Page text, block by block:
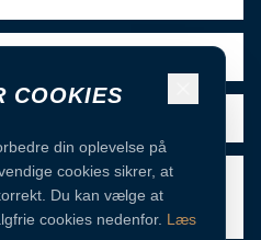
COOKIES
din oplevelse på
cookies sikrer, at
Du kan vælge at
cookies nedenfor. Læs